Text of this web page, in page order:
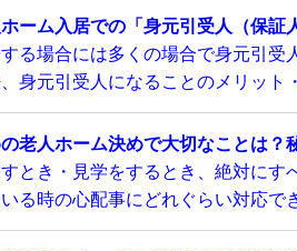
ーム入居での「身元引受人（保証
る場合には多くの場合で身元引
身元引受人になることのメリット
老人ホーム決めで大切なことは？
とき・見学をするとき、絶対に
る時の心配事にどれぐらい対応で